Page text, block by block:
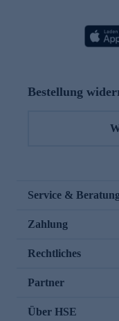
Bestellung
Service & Beratung
Zahlung
Rechtliches
Partner
Über HSE